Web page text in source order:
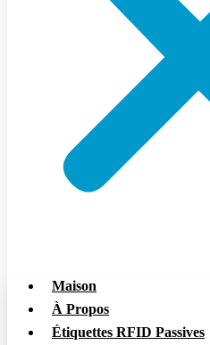
Maison
À Propos
Étiquettes RFID Passives